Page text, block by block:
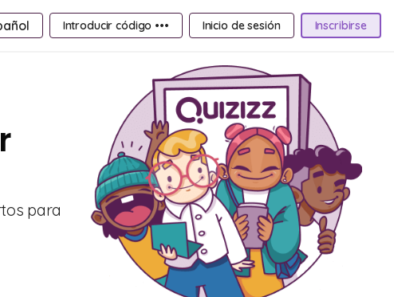
Introducir código ••• Inicio de sesión Inscribirse
para